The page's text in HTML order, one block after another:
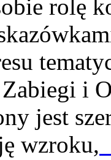
rolę
i
jest
wzroku,